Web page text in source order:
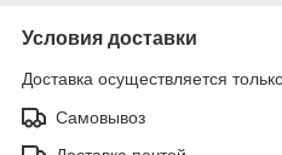
Условия доставки
Доставка осуществляется
Самовывоз